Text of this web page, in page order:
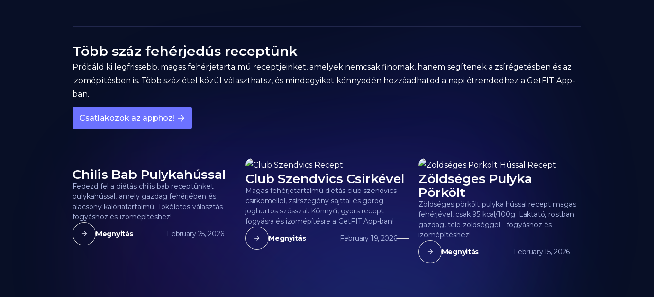
Több száz fehérjedús receptünk
Próbáld ki legfrissebb, magas fehérjetartalmú receptjeinket, amelyek nemcsak finomak, hanem segítenek a zsírégetésben és az
izomépítésben is. Több száz étel közül választhatsz, és mindegyiket könnyedén hozzáadhatod a napi étrendedhez a GetFIT App-
ban.
Csatlakozok az apphoz!
Chilis Bab Pulykahússal
Fedezd fel a diétás chilis bab receptünket
pulykahússal, amely gazdag fehérjében és
alacsony kalóriatartalmú. Tökéletes választás
fogyáshoz és izomépítéshez!
Megnyitás
February 25, 2026
Club Szendvics Csirkével
Magas fehérjetartalmú diétás club szendvics
csirkemellel, zsírszegény sajttal és görög
joghurtos szósszal. Könnyű, gyors recept
fogyásra és izomépítésre a GetFIT App-ban!
Megnyitás
February 19, 2026
Zöldséges Pulyka
Pörkölt
Zöldséges pörkölt pulyka hússal recept magas
fehérjével, csak 95 kcal/100g. Laktató, rostban
gazdag, tele zöldséggel - fogyáshoz és
izomépítéshez!
Megnyitás
February 15, 2026